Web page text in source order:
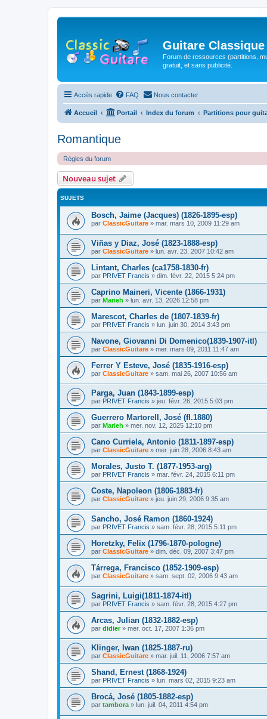
Guitare Classique
Forum de ressources (partitions,
gratuit, et sans publicité.
Accès rapide FAQ Nous contacter
Accueil Portail Index du forum Partitions pour
Romantique
Règles du forum
Nouveau sujet
SUJETS
Bosch, Jaime (Jacques) (1826-1895-esp)
par ClassicGuitare » mar. mars 10, 2009 11:29 am
Viñas y Diaz, José (1823-1888-esp)
par ClassicGuitare » lun. avr. 23, 2007 10:42 am
Lintant, Charles (ca1758-1830-fr)
par PRIVET Francis » dim. févr. 22, 2015 5:24 pm
Caprino Maineri, Vicente (1866-1931)
par Marieh » lun. avr. 13, 2026 12:58 pm
Marescot, Charles de (1807-1839-fr)
par PRIVET Francis » lun. juin 30, 2014 3:43 pm
Navone, Giovanni Di Domenico(1839-1907-itl)
par ClassicGuitare » mer. mars 09, 2011 11:47 am
Ferrer Y Esteve, José (1835-1916-esp)
par ClassicGuitare » sam. mai 26, 2007 10:56 am
Parga, Juan (1843-1899-esp)
par PRIVET Francis » jeu. févr. 26, 2015 5:03 pm
Guerrero Martorell, José (fl.1880)
par Marieh » mer. nov. 12, 2025 12:10 pm
Cano Curriela, Antonio (1811-1897-esp)
par ClassicGuitare » mer. juin 28, 2006 8:43 am
Morales, Justo T. (1877-1953-arg)
par PRIVET Francis » mar. févr. 24, 2015 6:11 pm
Coste, Napoleon (1806-1883-fr)
par ClassicGuitare » jeu. juin 29, 2006 9:35 am
Sancho, José Ramon (1860-1924)
par PRIVET Francis » sam. févr. 28, 2015 5:11 pm
Horetzky, Felix (1796-1870-pologne)
par ClassicGuitare » dim. déc. 09, 2007 3:47 pm
Tárrega, Francisco (1852-1909-esp)
par ClassicGuitare » sam. sept. 02, 2006 9:43 am
Sagrini, Luigi(1811-1874-itl)
par PRIVET Francis » sam. févr. 28, 2015 4:27 pm
Arcas, Julian (1832-1882-esp)
par didier» mer. oct. 17, 2007 1:36 pm
Klinger, Iwan (1825-1887-ru)
par ClassicGuitare » mar. juil. 11, 2006 7:57 am
Shand, Ernest (1868-1924)
par PRIVET Francis » lun. mars 02, 2015 9:23 am
Brocá, José (1805-1882-esp)
par tambora » lun. juil. 04, 2011 4:54 pm